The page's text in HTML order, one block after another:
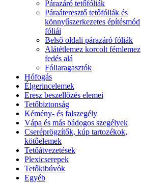
Párazáró tetőfóliák
Páraáteresztő tetőfóliák és
könnyűszerkezetes építésmód
fóliái
Belső oldali párazáró fóliák
Alátétlemez korcolt fémlemez
fedés alá
Fóliaragasztók
Hófogás
Élgerincelemek
Eresz beszellőzés elemei
Tetőbiztonság
Kémény- és falszegély
Vápa és más bádogos szegélyek
Cseréprögzítők, kúp tartozékok,
kötőelemek
Tetőátvezetések
Plexicserepek
Tetőkibúvók
Egyéb